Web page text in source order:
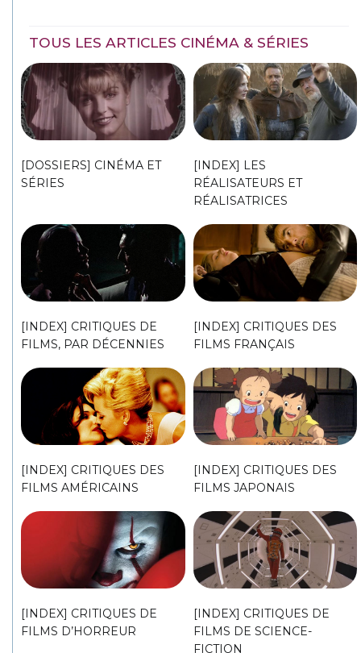
TOUS LES ARTICLES CINÉMA & SÉRIES
[DOSSIERS] CINÉMA ET
SÉRIES
[INDEX] LES
RÉALISATEURS ET
RÉALISATRICES
[INDEX] CRITIQUES DE
FILMS, PAR DÉCENNIES
[INDEX] CRITIQUES DES
FILMS FRANÇAIS
[INDEX] CRITIQUES DES
FILMS AMÉRICAINS
[INDEX] CRITIQUES DES
FILMS JAPONAIS
[INDEX] CRITIQUES DE
FILMS D’HORREUR
[INDEX] CRITIQUES DE
FILMS DE SCIENCE-
FICTION